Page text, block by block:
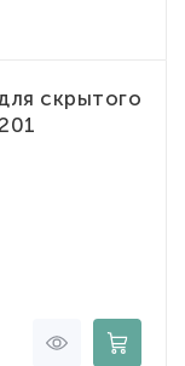
скрытого